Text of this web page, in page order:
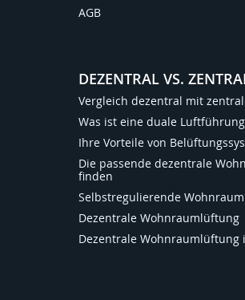
AGB
DEZENTRAL VS.
Vergleich dezentral mit
Was ist eine duale
Ihre Vorteile von
Die passende dezentrale
finden
Selbstregulierende
Dezentrale Wohnraumlüftung
Dezentrale Wohnraumlüftung